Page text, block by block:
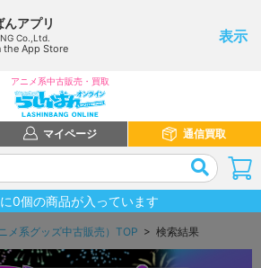
んアプリ
Co.,Ltd.
the App Store
表示
アニメ系中古販売・買取
マイページ 通信買取
0個の商品が入っています
メ系グッズ中古販売）TOP > 検索結果